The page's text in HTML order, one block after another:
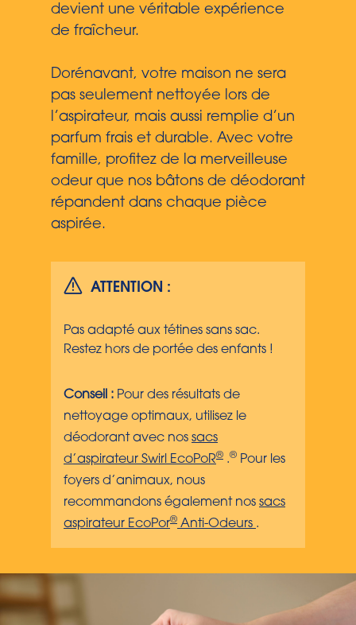
devient une véritable expérience
de fraîcheur.
Dorénavant, votre maison ne sera
pas seulement nettoyée lors de
l’aspirateur, mais aussi remplie d’un
parfum frais et durable. Avec votre
famille, profitez de la merveilleuse
odeur que nos bâtons de déodorant
répandent dans chaque pièce
aspirée.
ATTENTION :
Pas adapté aux tétines sans sac.
Restez hors de portée des enfants !
Conseil : Pour des résultats de
nettoyage optimaux, utilisez le
déodorant avec nos sacs
d’aspirateur Swirl EcoPoR® .® Pour les
foyers d’animaux, nous
recommandons également nos sacs
aspirateur EcoPor® Anti-Odeurs .